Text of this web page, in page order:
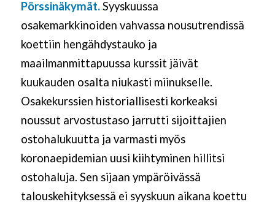
Pörssinäkymät.Syyskuussa
osakemarkkinoiden vahvassa nousutrendissä
koettiin hengähdystauko ja
maailmanmittapuussa kurssit jäivät
kuukauden osalta niukasti miinukselle.
Osakekurssien historiallisesti korkeaksi
noussut arvostustaso jarrutti sijoittajien
ostohalukuutta ja varmasti myös
koronaepidemian uusi kiihtyminen hillitsi
ostohaluja. Sen sijaan ympäröivässä
talouskehityksessä ei syyskuun aikana koettu